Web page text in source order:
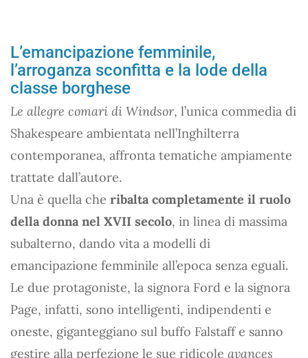
L’emancipazione femminile,
l’arroganza sconfitta e la lode della
classe borghese
Le allegre comari di Windsor, l’unica commedia di
Shakespeare ambientata nell’Inghilterra
contemporanea, affronta tematiche ampiamente
trattate dall’autore.
Una è quella che ribalta completamente il ruolo
della donna nel XVII secolo, in linea di massima
subalterno, dando vita a modelli di
emancipazione femminile all’epoca senza eguali.
Le due protagoniste, la signora Ford e la signora
Page, infatti, sono intelligenti, indipendenti e
oneste, giganteggiano sul buffo Falstaff e sanno
gestire alla perfezione le sue ridicole avances